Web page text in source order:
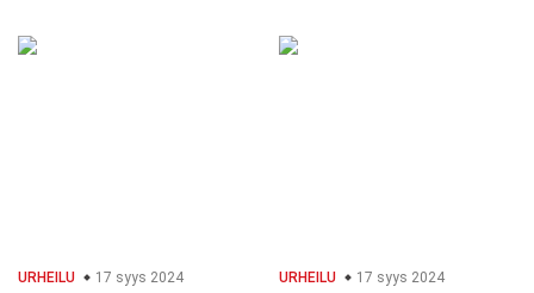
URHEILU 17 syys 2024 URHEILU 17 syys 2024